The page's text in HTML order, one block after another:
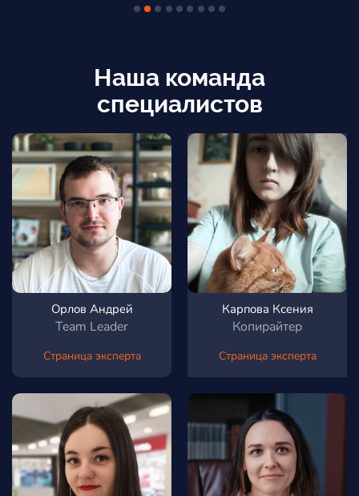
Наша команда
специалистов
Орлов Андрей
Team Leader
Страница эксперта
Карпова Ксения
Копирайтер
Страница эксперта